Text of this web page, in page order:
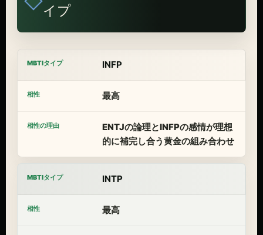
イプ
INFP
最高
ENTJの論理とINFPの感情が理想
的に補完し合う黄金の組み合わせ
INTP
最高